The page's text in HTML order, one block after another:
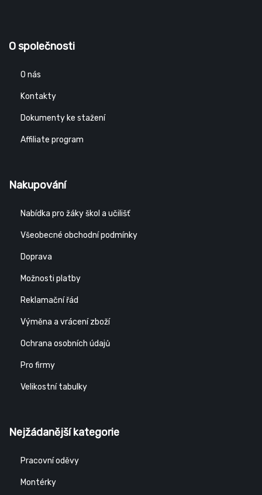
O společnosti
O nás
Kontakty
Dokumenty ke stažení
Affiliate program
Nakupování
Nabídka pro žáky škol a učilišť
Všeobecné obchodní podmínky
Doprava
Možnosti platby
Reklamační řád
Výměna a vrácení zboží
Ochrana osobních údajů
Pro firmy
Velikostní tabulky
Nejžádanější kategorie
Pracovní oděvy
Montérky